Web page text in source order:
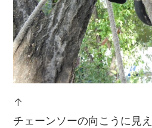
↑
チェーンソーの向こうに見